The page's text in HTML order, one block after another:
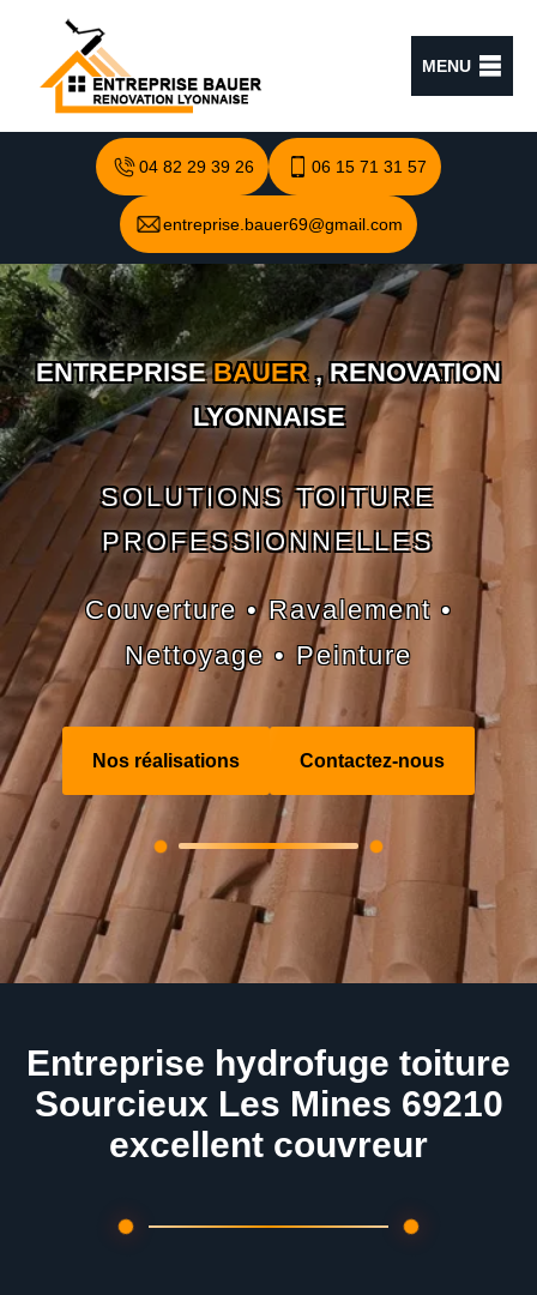
MENU
04 82 29 39 26 06 15 71 31 57
entreprise.bauer69@gmail.com
ENTREPRISEBAUER, RENOVATION
LYONNAISE
SOLUTIONS TOITURE
PROFESSIONNELLES
Couverture • Ravalement •
Nettoyage • Peinture
Nos réalisations Contactez-nous
Entreprise hydrofuge toiture
Sourcieux Les Mines 69210
excellent couvreur